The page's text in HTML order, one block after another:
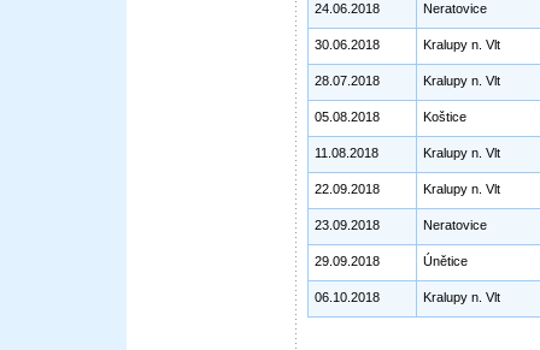
24.06.2018 Neratovice
30.06.2018 Kralupy n. Vlt
28.07.2018 Kralupy n. Vlt
05.08.2018 Koštice
11.08.2018 Kralupy n. Vlt
22.09.2018 Kralupy n. Vlt
23.09.2018 Neratovice
29.09.2018 Únětice
06.10.2018 Kralupy n. Vlt